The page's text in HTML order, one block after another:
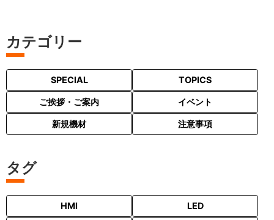
カテゴリー
SPECIAL TOPICS
ご挨拶・ご案内 イベント
新規機材 注意事項
タグ
HMI LED